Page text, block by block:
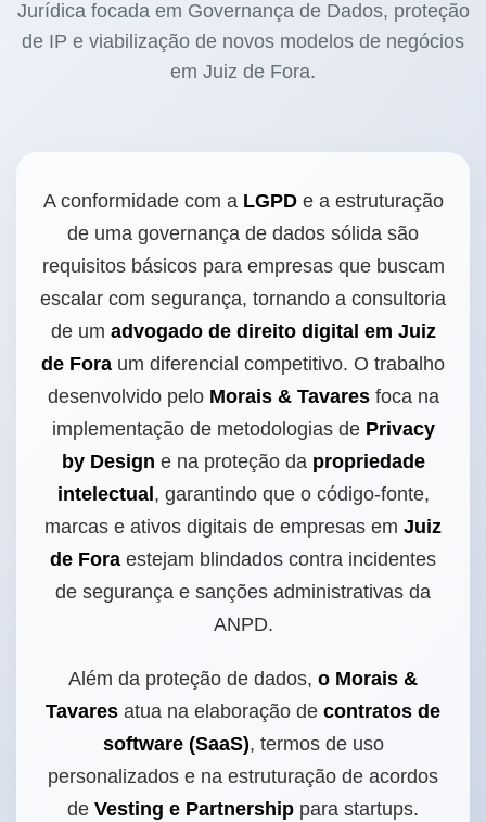
Jurídica focada em Governança de Dados, proteção
de IP e viabilização de novos modelos de negócios
em Juiz de Fora.
A conformidade com a LGPDe a estruturação
de uma governança de dados sólida são
requisitos básicos para empresas que buscam
escalar com segurança, tornando a consultoria
de um advogado de direito digital em Juiz
de Fora um diferencial competitivo. O trabalho
desenvolvido pelo Morais & Tavaresfoca na
implementação de metodologias de Privacy
by Design e na proteção da propriedade
intelectual , garantindo que o código-fonte,
marcas e ativos digitais de empresas em Juiz
de Fora estejam blindados contra incidentes
de segurança e sanções administrativas da
ANPD.
Além da proteção de dados, o Morais &
Tavares atua na elaboração de contratos de
software (SaaS), termos de uso
personalizados e na estruturação de acordos
de Vesting e Partnership para startups.